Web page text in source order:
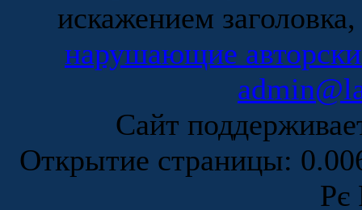
искажением
нарушающие
Сайт
Открытие страницы:
Рє